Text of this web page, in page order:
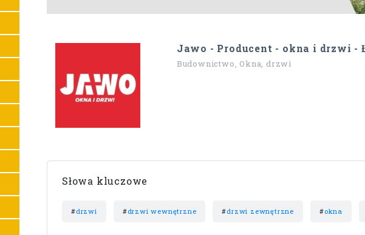
Jawo - Producent - okna i drzwi -
Budownictwo, Okna, drzwi
Słowa kluczowe
#drzwi #drzwi wewnętrzne #drzwi zewnętrzne #okna